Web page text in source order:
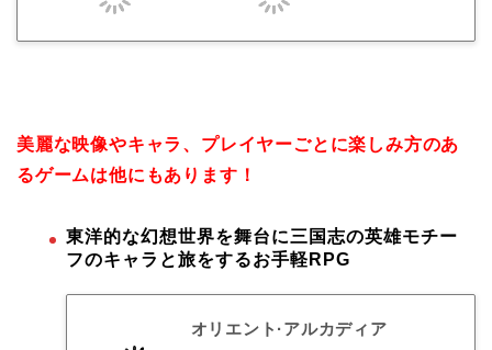
美麗な映像やキャラ、プレイヤーごとに楽しみ方のあ
るゲームは他にもあります！
東洋的な幻想世界を舞台に三国志の英雄モチー
フのキャラと旅をするお手軽RPG
オリエント·アルカディア